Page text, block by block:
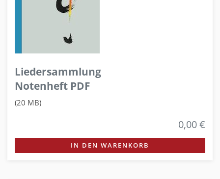
Liedersammlung
Notenheft PDF
(20 MB)
0,00 €
IN DEN WARENKORB